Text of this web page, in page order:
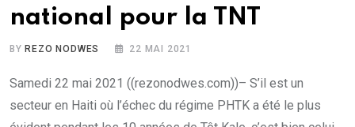
national pour la TNT
BY REZO NODWES 22 MAI 2021
Samedi 22 mai 2021 ((rezonodwes.com))– S’il est un
secteur en Haiti où l’échec du régime PHTK a été le plus